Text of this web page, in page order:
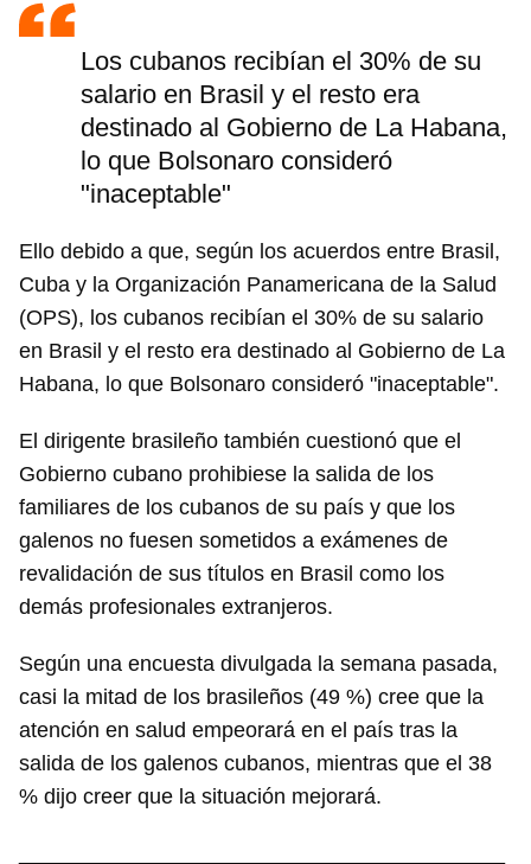
Guardar como favorito
Para poder guardar como favorito, primero has de
Los cubanos recibían el 30% de su
salario en Brasil y el resto era
destinado al Gobierno de La Habana,
lo que Bolsonaro consideró
"inaceptable"
Ello debido a que, según los acuerdos entre Brasil,
Cuba y la Organización Panamericana de la Salud
(OPS), los cubanos recibían el 30% de su salario
en Brasil y el resto era destinado al Gobierno de La
Habana, lo que Bolsonaro consideró "inaceptable".
El dirigente brasileño también cuestionó que el
Gobierno cubano prohibiese la salida de los
familiares de los cubanos de su país y que los
galenos no fuesen sometidos a exámenes de
revalidación de sus títulos en Brasil como los
demás profesionales extranjeros.
Según una encuesta divulgada la semana pasada,
casi la mitad de los brasileños (49 %) cree que la
atención en salud empeorará en el país tras la
salida de los galenos cubanos, mientras que el 38
% dijo creer que la situación mejorará.